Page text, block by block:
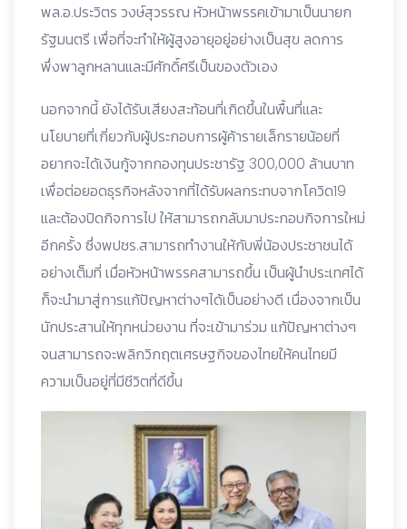
พล.อ.ประวิตร วงษ์สุวรรณ หัวหน้าพรรคเข้ามาเป็นนายก
รัฐมนตรี เพื่อที่จะทำให้ผู้สูงอายุอยู่อย่างเป็นสุข ลดการ
พึ่งพาลูกหลานและมีศักดิ์ศรีเป็นของตัวเอง
นอกจากนี้ ยังได้รับเสียงสะท้อนที่เกิดขึ้นในพื้นที่และ
นโยบายที่เกี่ยวกับผู้ประกอบการผู้ค้ารายเล็กรายน้อยที่
อยากจะได้เงินกู้จากกองทุนประชารัฐ 300,000 ล้านบาท
เพื่อต่อยอดธุรกิจหลังจากที่ได้รับผลกระทบจากโควิด19
และต้องปิดกิจการไป ให้สามารถกลับมาประกอบกิจการใหม่
อีกครั้ง ซึ่งพปชร.สามารถทำงานให้กับพี่น้องประชาชนได้
อย่างเต็มที่ เมื่อหัวหน้าพรรคสามารถขึ้น เป็นผู้นำประเทศได้
ก็จะนำมาสู่การแก้ปัญหาต่างๆได้เป็นอย่างดี เนื่องจากเป็น
นักประสานให้ทุกหน่วยงาน ที่จะเข้ามาร่วม แก้ปัญหาต่างๆ
จนสามารถจะพลิกวิกฤตเศรษฐกิจของไทยให้คนไทยมี
ความเป็นอยู่ที่มีชีวิตที่ดีขึ้น